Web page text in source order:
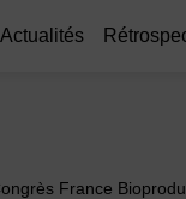
Actualités
France